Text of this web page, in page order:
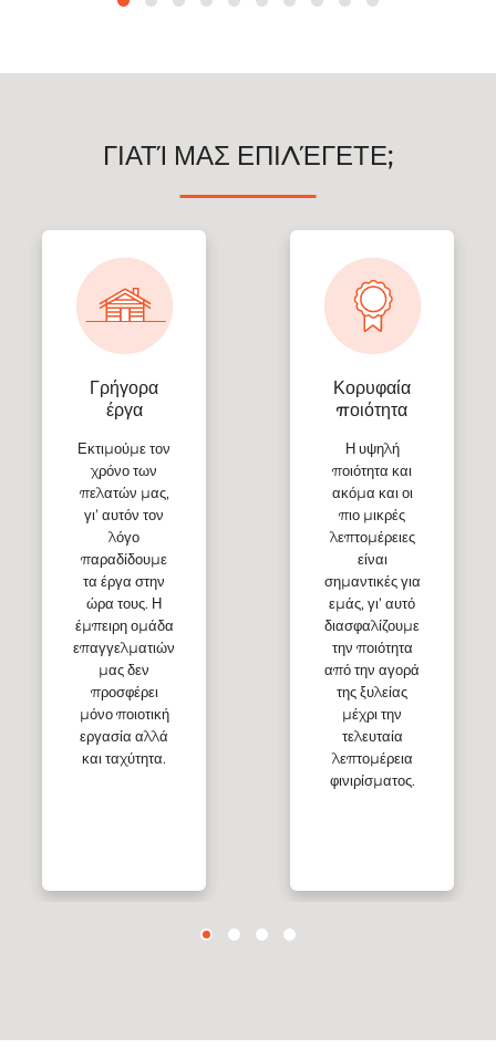
ΓΙΑΤΊ ΜΑΣ ΕΠΙΛΈΓΕΤΕ;
Γρήγορα
έργα
Εκτιμούμε τον
χρόνο των
πελατών μας,
γι’ αυτόν τον
λόγο
παραδίδουμε
τα έργα στην
ώρα τους. Η
έμπειρη ομάδα
επαγγελματιών
μας δεν
προσφέρει
μόνο ποιοτική
εργασία αλλά
και ταχύτητα.
Κορυφαία
ποιότητα
Η υψηλή
ποιότητα και
ακόμα και οι
πιο μικρές
λεπτομέρειες
είναι
σημαντικές για
εμάς, γι’ αυτό
διασφαλίζουμε
την ποιότητα
από την αγορά
της ξυλείας
μέχρι την
τελευταία
λεπτομέρεια
φινιρίσματος.